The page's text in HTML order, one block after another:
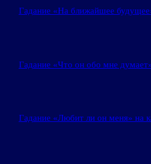
Гадание «На ближайшее
Гадание «Что он обо мне
Гадание «Любит ли он меня» на